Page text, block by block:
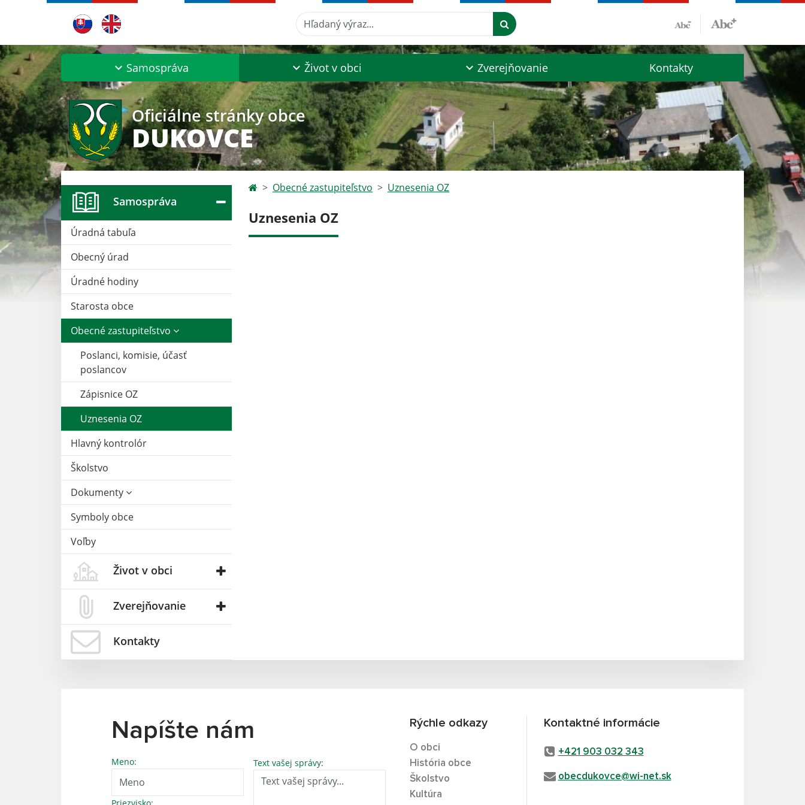
Hľadaný výraz...
Samospráva Život v obci Zverejňovanie Kontakty
Oficiálne stránky obce
DUKOVCE
Samospráva
Úradná tabuľa
Obecný úrad
Úradné hodiny
Starosta obce
Obecné zastupiteľstvo
Poslanci, komisie, účasť
poslancov
Zápisnice OZ
Uznesenia OZ
Hlavný kontrolór
Školstvo
Dokumenty
Symboly obce
Voľby
Život v obci
Zverejňovanie
Kontakty
Obecné zastupiteľstvo Uznesenia OZ
Uznesenia OZ
Napíšte nám
Meno:
Priezvisko:
Text vašej správy:
Rýchle odkazy
O obci
História obce
Školstvo
Kultúra
Kontaktné informácie
+421 903 032 343
obecdukovce@wi-net.sk